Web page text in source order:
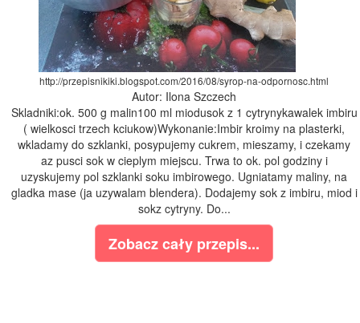
http://przepisnikiki.blogspot.com/2016/08/syrop-na-odpornosc.html
Autor: Ilona Szczech
Skladniki:ok. 500 g malin100 ml miodusok z 1 cytrynykawalek imbiru
( wielkosci trzech kciukow)Wykonanie:Imbir kroimy na plasterki,
wkladamy do szklanki, posypujemy cukrem, mieszamy, i czekamy
az pusci sok w cieplym miejscu. Trwa to ok. pol godziny i
uzyskujemy pol szklanki soku imbirowego. Ugniatamy maliny, na
gladka mase (ja uzywalam blendera). Dodajemy sok z imbiru, miod i
sokz cytryny. Do...
Zobacz cały przepis...